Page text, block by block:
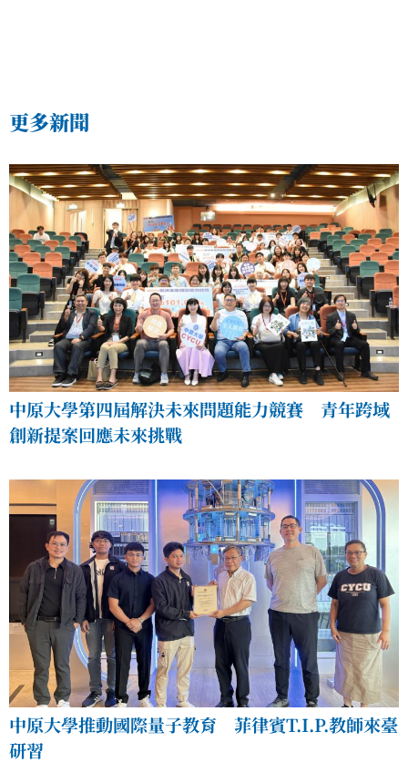
更多新聞
中原大學第四屆解決未來問題能力競賽 青年跨域
創新提案回應未來挑戰
中原大學推動國際量子教育 菲律賓T.I.P.教師來臺
研習